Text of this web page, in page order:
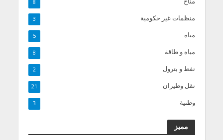
8
منظمات غير حكومية 3
مياه 5
مياه و طاقة 8
نفط و بترول 2
نقل وطيران 21
وطنية 3
مميز